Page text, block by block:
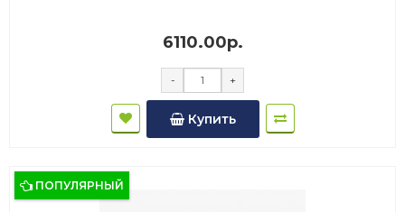
6110.00р.
- +
Купить
ПОПУЛЯРНЫЙ